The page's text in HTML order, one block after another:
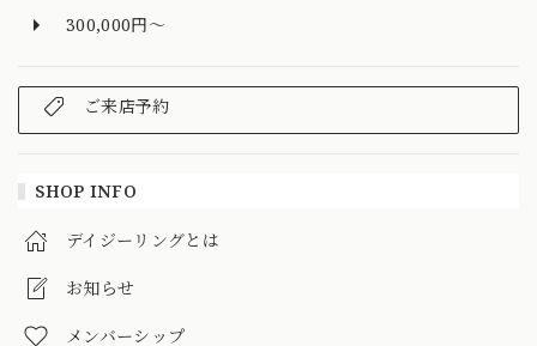
300,000円～
ご来店予約
SHOP INFO
デイジーリングとは
お知らせ
メンバーシップ